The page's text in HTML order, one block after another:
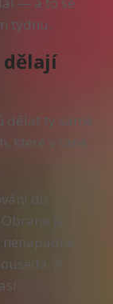
týdnu.
dělají
dělat ty samé
které v rané
do
je
A